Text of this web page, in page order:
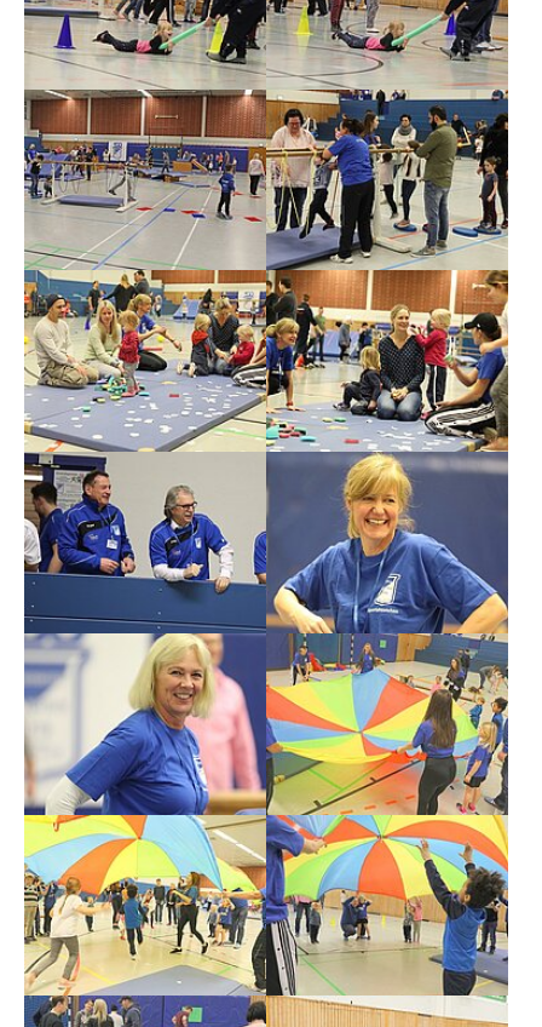
Show larger version Show larger version
Show larger version Show larger version
Show larger version Show larger version
Show larger version Show larger version
Show larger version Show larger version
Show larger version Show larger version